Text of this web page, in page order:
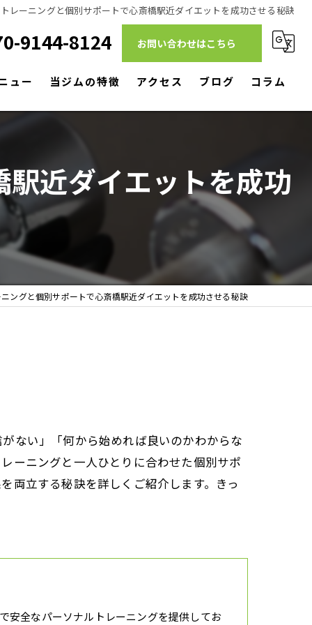
レーニングと個別サポートで心斎橋駅近ダイエットを成功させる秘訣
9144-8124 お問い合わせはこちら
ュー 当ジムの特徴
リハビリ
駅近
アクセス ブログ コラム
近ダイエットを成功
ングと個別サポートで心斎橋駅近ダイエットを成功させる秘訣
ない」「何から始めれば良いのかわからな
ーニングと一人ひとりに合わせた個別サポ
両立する秘訣を詳しくご紹介します。きっ
安全なパーソナルトレーニングを提供してお